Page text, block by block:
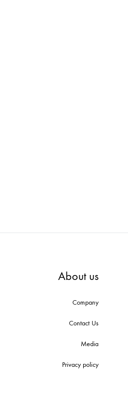
About us
Company
Contact Us
Media
Privacy policy